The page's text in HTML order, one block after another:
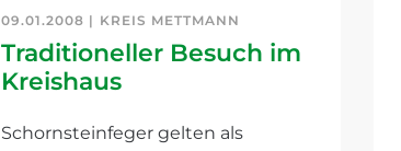
09.01.2008 | KREIS METTMANN
Traditioneller Besuch im
Kreishaus
Schornsteinfeger gelten als